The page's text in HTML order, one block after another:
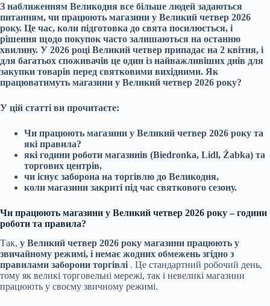
З наближенням Великодня все більше людей задаються
питанням, чи працюють магазини у Великий четвер 2026
року. Це час, коли підготовка до свята посилюється, і
рішення щодо покупок часто залишаються на останню
хвилину. У 2026 році Великий четвер припадає на 2 квітня, і
для багатьох споживачів це один із найважливіших днів для
закупки товарів перед святковими вихідними. Як
працюватимуть магазини у Великий четвер 2026 року?
У цій статті ви прочитаєте:
Чи працюють магазини у Великий четвер 2026 року та
які правила?
які години роботи магазинів (Biedronka, Lidl, Żabka) та
торгових центрів,
чи існує заборона на торгівлю до Великодня,
коли магазини закриті під час святкового сезону.
Чи працюють магазини у Великий четвер 2026 року – години
роботи та правила?
Так, у Великий четвер 2026 року магазини працюють у
звичайному режимі, і немає жодних обмежень згідно з
правилами заборони торгівлі . Це стандартний робочий день,
тому як великі торговельні мережі, так і невеликі магазини
працюють у своєму звичному режимі.